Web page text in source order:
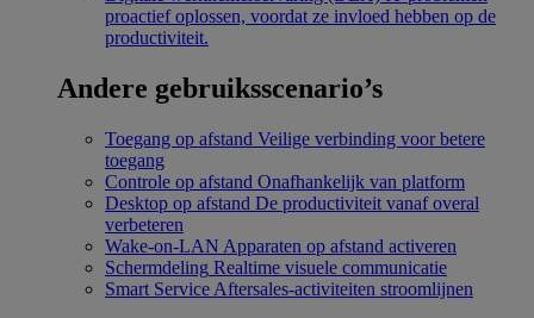
proactief oplossen, voordat ze invloed hebben op de
productiviteit.
Andere gebruiksscenario’s
Toegang op afstand Veilige verbinding voor betere
toegang
Controle op afstand Onafhankelijk van platform
Desktop op afstand De productiviteit vanaf overal
verbeteren
Wake-on-LAN Apparaten op afstand activeren
Schermdeling Realtime visuele communicatie
Smart Service Aftersales-activiteiten stroomlijnen